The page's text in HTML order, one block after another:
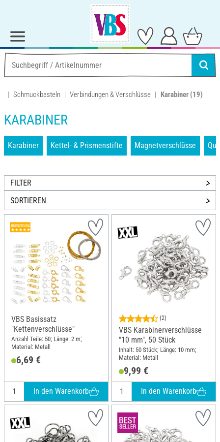
Schmuckbasteln Verbindungen & Verschlüsse Karabiner (19)
KARABINER
Karabiner Kettel- & Prismenstifte Magnetverschlüsse
FILTER
SORTIEREN
VBS Basissatz
"Kettenverschlüsse"
Anzahl Teile: 50; Länge: 2 m;
Material: Metall
6,69 €
In den Warenkorb
(2)
VBS Karabinerverschlüsse
"10 mm", 50 Stück
Inhalt: 50 Stück; Länge: 10 mm;
Material: Metall
9,99 €
In den Warenkorb